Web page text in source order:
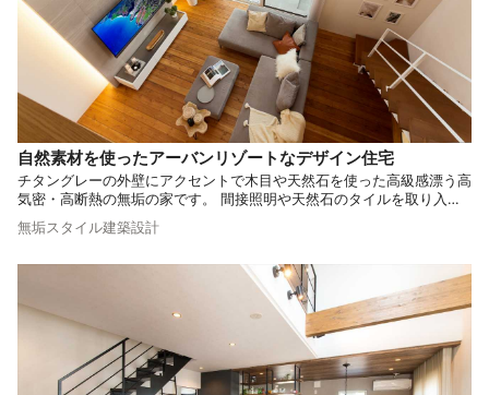
自然素材を使ったアーバンリゾートなデザイン住宅
チタングレーの外壁にアクセントで木目や天然石を使った高級感漂う高
気密・高断熱の無垢の家です。 間接照明や天然石のタイルを取り入れ
たインテリアは、リゾートホテルのような高級感を演出。 水回りの回
游導線や隠れ家のような書斎でニューノーマルな暮らしができる素敵な
無垢スタイル建築設計